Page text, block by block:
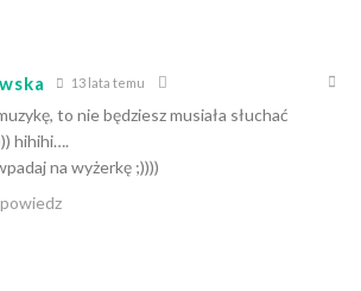
13 lata temu
to nie będziesz musiała słuchać
hihihi….
na wyżerkę ;))))